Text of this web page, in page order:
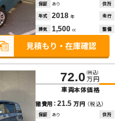
保証 あり 住所
年式 2018 年 走行
排気 1,500 cc 整備
72.0 （税込）
万円
車両本体価格
諸費用：21.5万円 （税込）
保証 あり 住所